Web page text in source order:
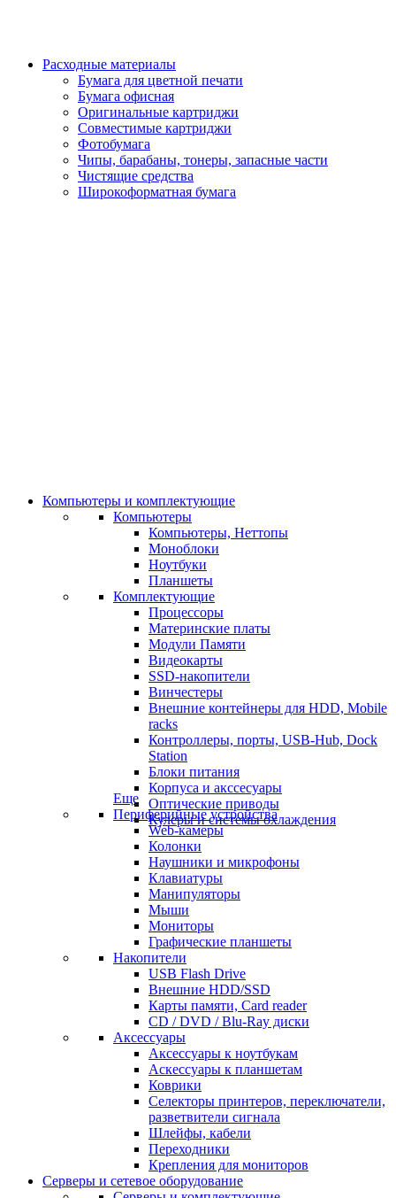
Расходные материалы
Бумага для цветной печати
Бумага офисная
Оригинальные картриджи
Совместимые картриджи
Фотобумага
Чипы, барабаны, тонеры, запасные части
Чистящие средства
Широкоформатная бумага
Компьютеры и комплектующие
Компьютеры
Компьютеры, Неттопы
Моноблоки
Ноутбуки
Планшеты
Комплектующие
Процессоры
Материнские платы
Модули Памяти
Видеокарты
SSD-накопители
Винчестеры
Внешние контейнеры для HDD, Mobile
racks
Контроллеры, порты, USB-Hub, Dock
Station
Блоки питания
Корпуса и акссесуары
Оптические приводы
Кулеры и системы охлаждения
Еще
Периферийные устройства
Web-камеры
Колонки
Наушники и микрофоны
Клавиатуры
Манипуляторы
Мыши
Мониторы
Графические планшеты
Накопители
USB Flash Drive
Внешние HDD/SSD
Карты памяти, Card reader
CD / DVD / Blu-Ray диски
Аксессуары
Аксессуары к ноутбукам
Аскессуары к планшетам
Коврики
Селекторы принтеров, переключатели,
разветвители сигнала
Шлейфы, кабели
Переходники
Крепления для мониторов
Серверы и сетевое оборудование